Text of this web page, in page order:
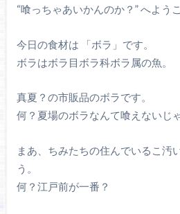
“喰っちゃあいかんのか？” へよう
今日の食材は 「ボラ」です。
ボラはボラ目ボラ科ボラ属の魚。
真夏？の市販品のボラです。
何？夏場のボラなんて喰えないじ
まあ、ちみたちの住んでいるこ汚
う。
何？江戸前が一番？